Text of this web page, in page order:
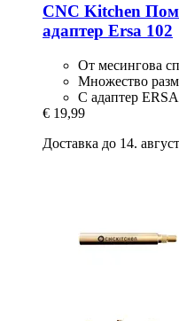
CNC Kitchen
адаптер Ersa 102
От месингова
Множество
С адаптер
€ 19,99
Доставка до 14. август